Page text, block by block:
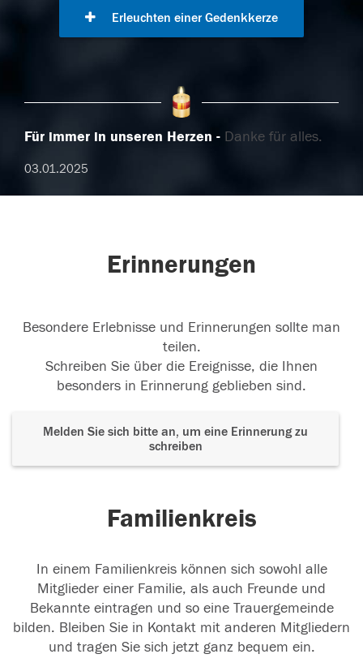
Erleuchten einer Gedenkkerze
Für immer in unseren Herzen Danke für alles.
03.01.2025
Erinnerungen
Besondere Erlebnisse und Erinnerungen sollte man
teilen.
Schreiben Sie über die Ereignisse, die Ihnen
besonders in Erinnerung geblieben sind.
Melden Sie sich bitte an, um eine Erinnerung zu
schreiben
Familienkreis
In einem Familienkreis können sich sowohl alle
Mitglieder einer Familie, als auch Freunde und
Bekannte eintragen und so eine Trauergemeinde
bilden. Bleiben Sie in Kontakt mit anderen Mitgliedern
und tragen Sie sich jetzt ganz bequem ein.